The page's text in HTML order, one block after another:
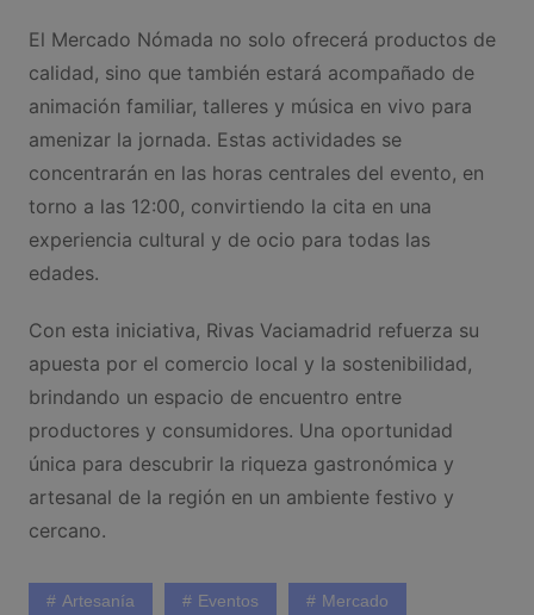
El Mercado Nómada no solo ofrecerá productos de
calidad, sino que también estará acompañado de
animación familiar, talleres y música en vivo para
amenizar la jornada. Estas actividades se
concentrarán en las horas centrales del evento, en
torno a las 12:00, convirtiendo la cita en una
experiencia cultural y de ocio para todas las
edades.
Con esta iniciativa, Rivas Vaciamadrid refuerza su
apuesta por el comercio local y la sostenibilidad,
brindando un espacio de encuentro entre
productores y consumidores. Una oportunidad
única para descubrir la riqueza gastronómica y
artesanal de la región en un ambiente festivo y
cercano.
Artesanía Eventos Mercado